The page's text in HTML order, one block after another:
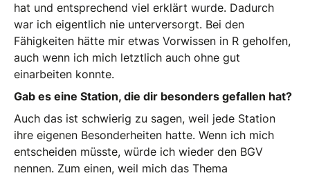
hat und entsprechend viel erklärt wurde. Dadurch
war ich eigentlich nie unterversorgt. Bei den
Fähigkeiten hätte mir etwas Vorwissen in R geholfen,
auch wenn ich mich letztlich auch ohne gut
einarbeiten konnte.
Gab es eine Station, die dir besonders gefallen hat?
Auch das ist schwierig zu sagen, weil jede Station
ihre eigenen Besonderheiten hatte. Wenn ich mich
entscheiden müsste, würde ich wieder den BGV
nennen. Zum einen, weil mich das Thema